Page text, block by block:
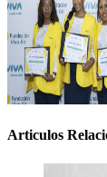
Articulos